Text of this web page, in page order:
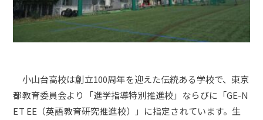
小山台高校は創立100周年を迎えた伝統ある学校で、東京
都教育委員会より「進学指導特別推進校」ならびに「GE-N
ET EE（英語教育研究推進校）」に指定されています。生